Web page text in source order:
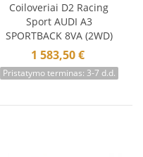
Coiloveriai D2 Racing
Sport AUDI A3
SPORTBACK 8VA (2WD)
55mm (Rr Multi-Link
Suspension) Modified Rr
Integrated 12+
1 583,50 €
Pristatymo terminas: 3-7 d.d.